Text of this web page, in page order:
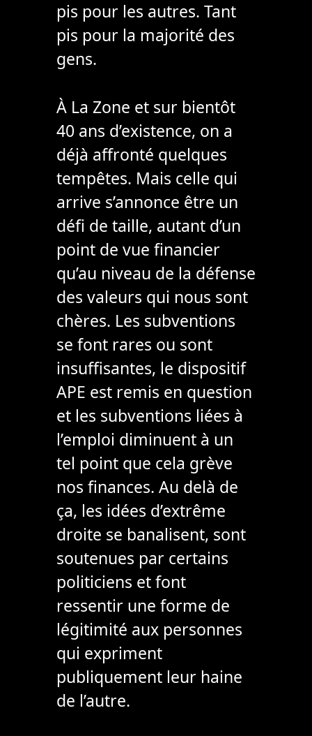
pis pour les autres. Tant
pis pour la majorité des
gens.
À La Zone et sur bientôt
40 ans d’existence, on a
déjà affronté quelques
tempêtes. Mais celle qui
arrive s’annonce être un
défi de taille, autant d’un
point de vue financier
qu’au niveau de la défense
des valeurs qui nous sont
chères. Les subventions
se font rares ou sont
insuffisantes, le dispositif
APE est remis en question
et les subventions liées à
l’emploi diminuent à un
tel point que cela grève
nos finances. Au delà de
ça, les idées d’extrême
droite se banalisent, sont
soutenues par certains
politiciens et font
ressentir une forme de
légitimité aux personnes
qui expriment
publiquement leur haine
de l’autre.